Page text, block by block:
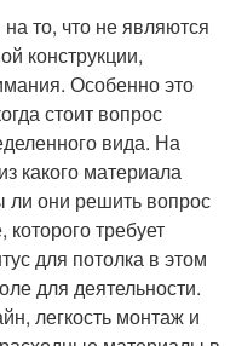
то, что не являются
конструкции,
Особенно это
стоит вопрос
вида. На
какого материала
ли они решить вопрос
требует
для потолка в этом
для деятельности.
легкость монтаж и